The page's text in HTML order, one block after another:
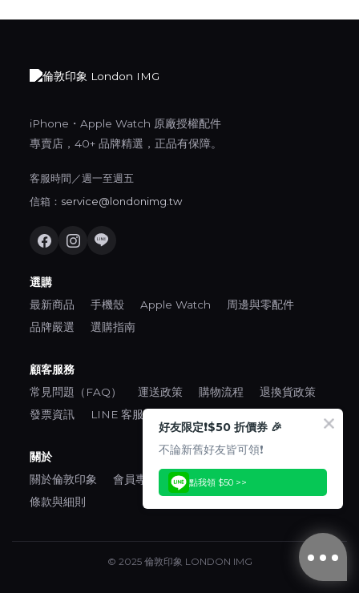
iPhone・Apple Watch 原廠授權配件
專賣店，40+ 品牌精選，正品有保障。
客服時間／週一至週五
信箱： service@londonimg.tw
選購
最新商品 手機殼 Apple Watch
周邊與零配件
品牌嚴選
選購指南
顧客服務
常見問題（FAQ） 運送政策 購物流程
退換貨政策
發票資訊
LINE 客服
關於
關於倫敦印象 會員專區 口碑推薦
隱私權政策
條款與細則
© 2025 倫敦印象 LONDON IMG
好友限定❗️$50 折價券 🎉
不論新舊好友皆可領❗️
點我領 $50 >>